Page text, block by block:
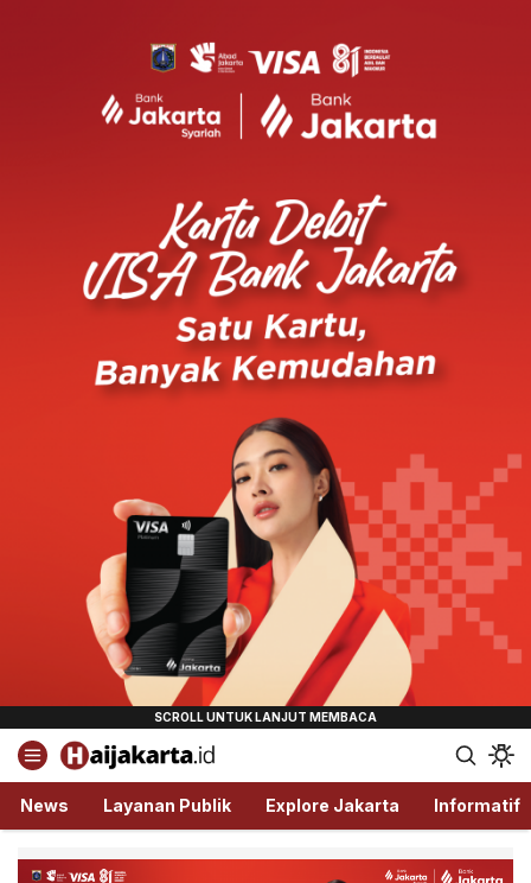
Haijakarta.id
Semua Tentang Jakarta Ada Disini!
News Layanan Publik Explore Jakarta Informatif